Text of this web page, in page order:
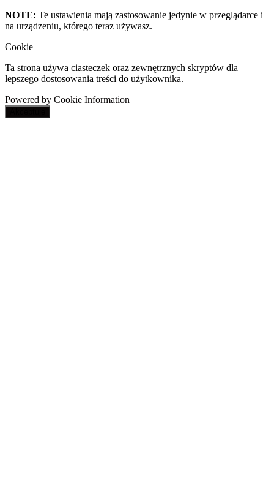
NOTE: Te ustawienia mają zastosowanie jedynie w przeglądarce i
na urządzeniu, którego teraz używasz.
Cookie
Ta strona używa ciasteczek oraz zewnętrznych skryptów dla
lepszego dostosowania treści do użytkownika.
Powered by Cookie Information